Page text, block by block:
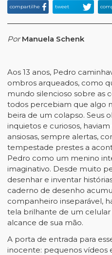
compartilhe tweet
Por Manuela Schenk
Aos 13 anos, Pedro
ombros arqueados, como
mundo silencioso sobre as
todos percebiam que algo
beira de um colapso. Seus
inquietos e curiosos,
ansiosas, sempre alertas,
tempestade prestes a
Pedro como um menino
imaginativo. Desde muito
desenhar e inventar
caderno de desenho
companheiro inseparável,
tela brilhante de um
alcance de sua mão.
A porta de entrada para
inocente: pequenos vídeos